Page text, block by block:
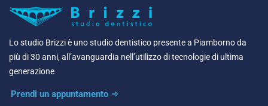
Lo studio Brizzi è uno studio dentistico presente a Piamborno da
più di 30 anni, all’avanguardia nell’utilizzo di tecnologie di ultima
generazione
Prendi un appuntamento